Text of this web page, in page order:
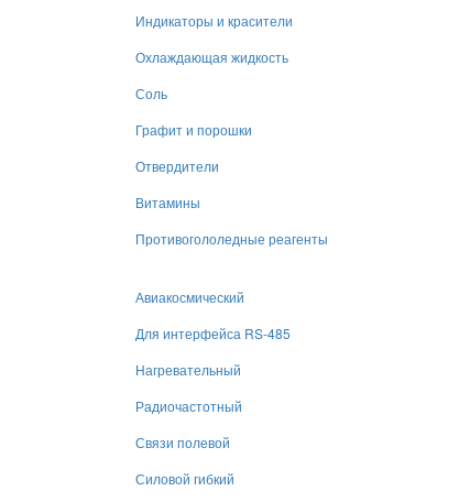
Индикаторы и красители
Охлаждающая жидкость
Соль
Графит и порошки
Отвердители
Витамины
Противогололедные реагенты
Авиакосмический
Для интерфейса RS-485
Нагревательный
Радиочастотный
Связи полевой
Силовой гибкий